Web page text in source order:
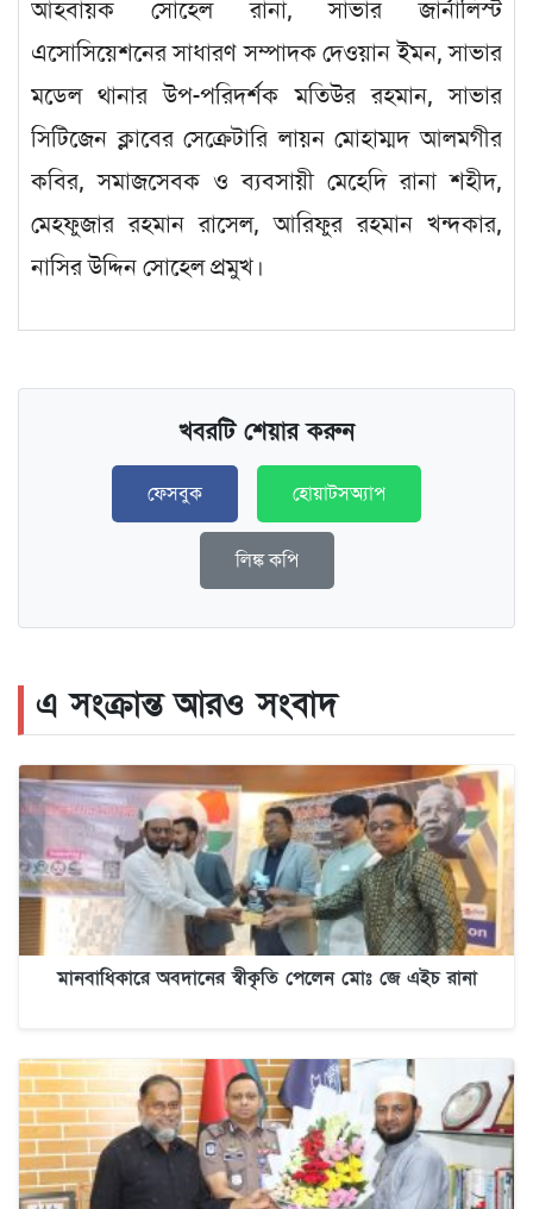
আহবায়ক সোহেল রানা, সাভার জার্নালিস্ট
এসোসিয়েশনের সাধারণ সম্পাদক দেওয়ান ইমন, সাভার
মডেল থানার উপ-পরিদর্শক মতিউর রহমান, সাভার
সিটিজেন ক্লাবের সেক্রেটারি লায়ন মোহাম্মদ আলমগীর
কবির, সমাজসেবক ও ব্যবসায়ী মেহেদি রানা শহীদ,
মেহফুজার রহমান রাসেল, আরিফুর রহমান খন্দকার,
নাসির উদ্দিন সোহেল প্রমুখ।
খবরটি শেয়ার করুন
ফেসবুক হোয়াটসঅ্যাপ
লিঙ্ক কপি
এ সংক্রান্ত আরও সংবাদ
মানবাধিকারে অবদানের স্বীকৃতি পেলেন মোঃ জে এইচ রানা